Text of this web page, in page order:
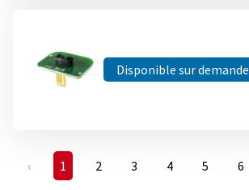
Disponible sur demande
‹ 1 2 3 4 5 6